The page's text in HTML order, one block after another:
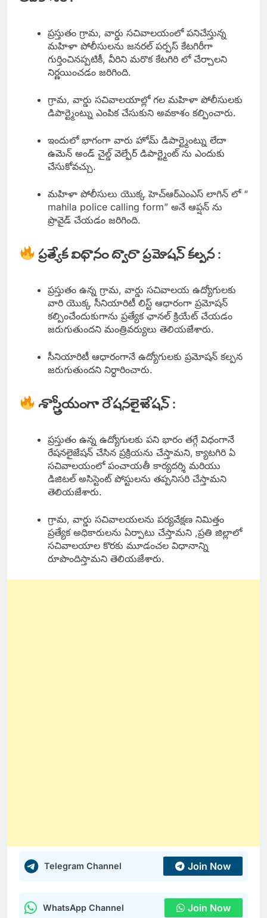
ప్రస్తుతం గ్రామ, వార్డు సచివాలయంలో పనిచేస్తున్న
మహిళా పోలీసులను జనరల్ పర్పస్ కేటగిరీగా
గుర్తించినప్పటికీ, వీరిని మరొక కేటగిరి లో చేర్చాలని
నిర్ణయించడం జరిగింది.
గ్రామ, వార్డు సచివాలయాల్లో గల మహిళా పోలీసులకు
డిపార్ట్మెంట్ను ఎంపిక చేసుకుని అవకాశం కల్పించారు.
ఇందులో భాగంగా వారు హోమ్ డిపార్ట్మెంట్ను లేదా
ఉమెన్ అండ్ చైల్డ్ వెల్ఫేర్ డిపార్ట్మెంట్ ను ఎందుకు
చేసుకోవచ్చు.
మహిళా పోలీసులు యొక్క హెచ్ఆర్ఎంఎస్ లాగిన్ లో “
mahila police calling form” అనే ఆప్షన్ ను
ప్రొవైడ్ చేయడం జరిగింది.
ప్రత్యేక విధానం ద్వారా ప్రమోషన్ కల్పన :
ప్రస్తుతం ఉన్న గ్రామ, వార్డు సచివాలయ ఉద్యోగులకు
వారి యొక్క సీనియారిటీ లిస్ట్ ఆధారంగా ప్రమోషన్
కల్పించేందుకుగాను ప్రత్యేక ఛానల్ క్రియేట్ చేయడం
జరుగుతుందని మంత్రివర్యులు తెలియజేశారు.
సీనియారిటీ ఆధారంగానే ఉద్యోగులకు ప్రమోషన్ కల్పన
జరుగుతుందని నిర్ధారించారు.
శాస్త్రీయంగా రేషనలైజేషన్ :
ప్రస్తుతం ఉన్న ఉద్యోగులకు పని భారం తగ్గే విధంగానే
రేషనలైజేషన్ చేసిన ప్రక్రియను చేస్తామని, క్యాటగిరి ఏ
సచివాలయంలో పంచాయతీ కార్యదర్శి మరియు
డిజిటల్ అసిస్టెంట్ పోస్టులను తప్పనిసరి చేస్తామని
తెలియజేశారు.
గ్రామ, వార్డు సచివాలయలను పర్యవేక్షణ నిమిత్తం
ప్రత్యేక అధికారులను ఏర్పాటు చేస్తామని ,ప్రతి జిల్లాలో
సచివాలయాల కొరకు మూడంచల విధానాన్ని
రూపొందిస్తామని తెలియజేశారు.
Telegram Channel Join Now
WhatsApp Channel Join Now